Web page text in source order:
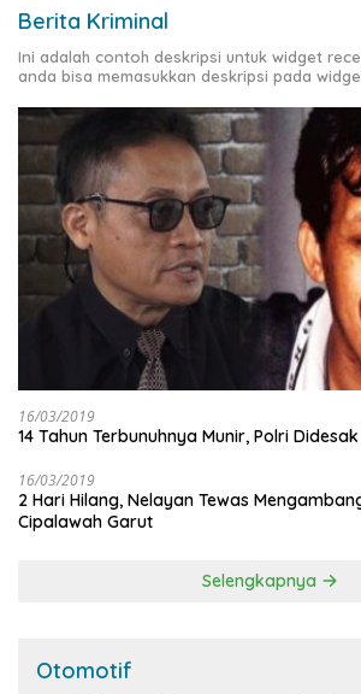
Berita Kriminal
Ini adalah contoh deskripsi untuk widget
anda bisa memasukkan deskripsi pada
16/03/2019
14 Tahun Terbunuhnya Munir, Polri
16/03/2019
2 Hari Hilang, Nelayan Tewas
Cipalawah Garut
Selengkapnya
Otomotif